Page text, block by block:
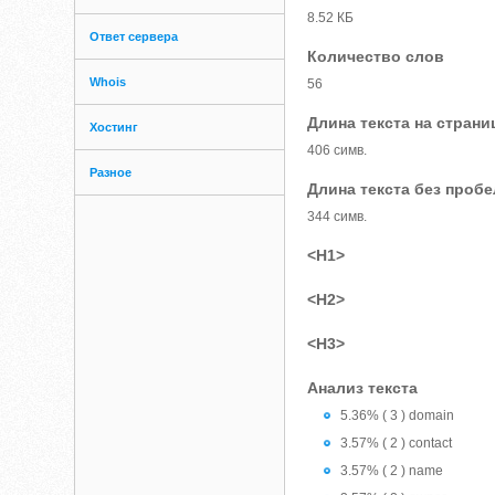
Ответ сервера
Whois
Хостинг
Разное
8.52 КБ
Количество слов
56
Длина текста на
406 симв.
Длина текста без
344 симв.
<H1>
<H2>
<H3>
Анализ текста
5.36% ( 3 ) domain
3.57% ( 2 ) contact
3.57% ( 2 ) name